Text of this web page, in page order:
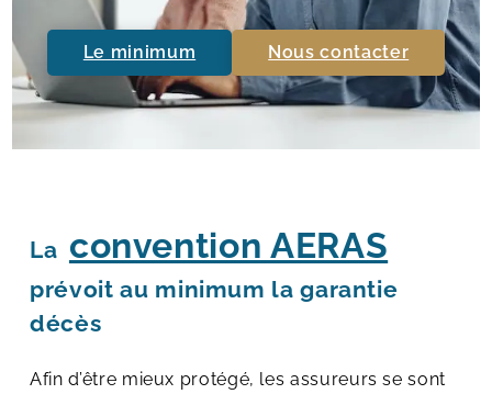
Le minimum Nous contacter
La convention AERAS
prévoit au minimum la garantie
décès
Afin d’être mieux protégé, les assureurs se sont